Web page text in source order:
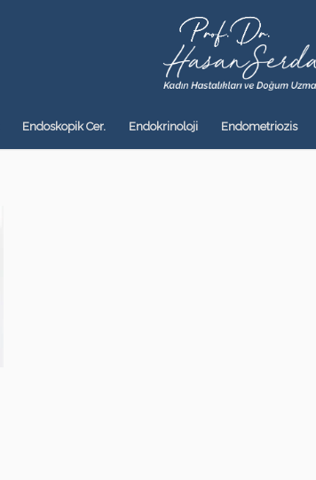
Endoskopik Cer. Endokrinoloji Endometriozis